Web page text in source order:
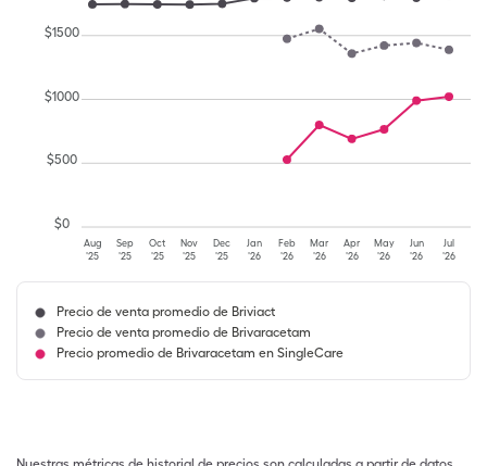
Aug
'25
Sep
'25
Oct
'25
Nov
'25
Dec
'25
Jan
'26
Feb
'26
Mar
'26
Apr
'26
May
'26
Jun
'26
Jul
'26
$0
$500
$1000
$1500
Precio de venta promedio de Briviact
Precio de venta promedio de Brivaracetam
Precio promedio de Brivaracetam en SingleCare